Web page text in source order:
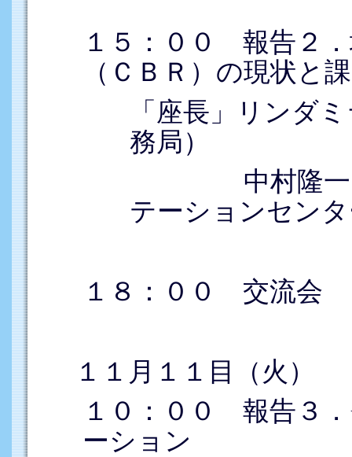
１５：００ 報告２
（ＣＢＲ）の現状と
「座長」リンダ
務局）
中村隆一（
テーションセン
１８：００ 交流会
１１月１１目（火）
１０：００ 報告３
ーション